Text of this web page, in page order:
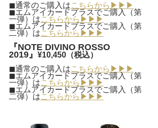
◼︎通常のご購入はこちらから▶︎▶︎▶︎
◼︎エムアイカードプラスでご購入（第
一弾）はこちらから▶︎▶︎▶︎
◼︎エムアイカードプラスでご購入（第
二弾）はこちらから▶︎▶︎▶︎
『NOTE DIVINO ROSSO
2019』 ¥10,450（税込）
◼︎通常のご購入はこちらから▶︎▶︎▶︎
◼︎エムアイカードプラスでご購入（第
一弾）はこちらから▶︎▶︎▶︎
◼︎エムアイカードプラスでご購入（第
二弾）はこちらから▶︎▶︎▶︎